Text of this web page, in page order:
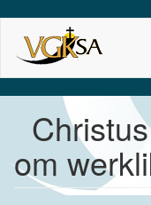
main
content
om